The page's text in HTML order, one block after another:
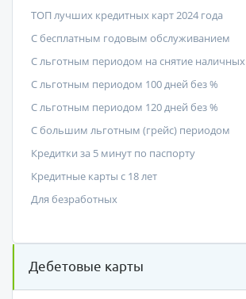
ТОП лучших кредитных карт 2024 года
С бесплатным годовым обслуживанием
С льготным периодом на снятие наличных
С льготным периодом 100 дней без %
С льготным периодом 120 дней без %
С большим льготным (грейс) периодом
Кредитки за 5 минут по паспорту
Кредитные карты с 18 лет
Для безработных
Дебетовые карты